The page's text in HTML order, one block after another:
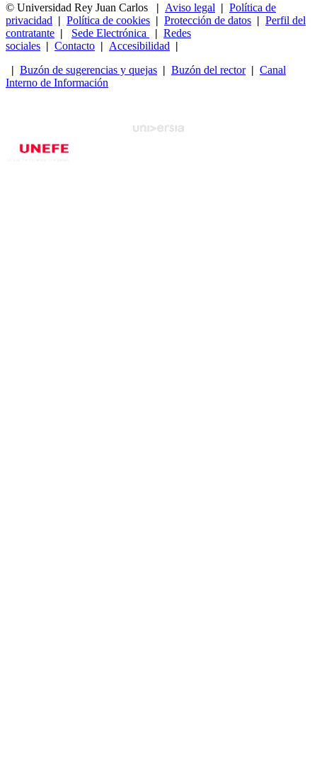
© Universidad Rey Juan Carlos
| Aviso legal | Política de
privacidad | Política de cookies | Protección de datos | Perfil del
contratante | Sede Electrónica | Redes
sociales | Contacto | Accesibilidad |
| Buzón de sugerencias y quejas | Buzón del rector| Canal
Interno de Información